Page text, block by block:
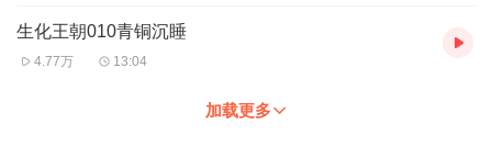
生化王朝010青铜沉睡
4.77万 13:04
加载更多